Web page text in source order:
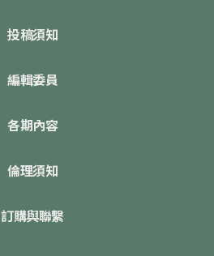
投稿須知
編輯委員
各期內容
倫理須知
訂購與聯繫